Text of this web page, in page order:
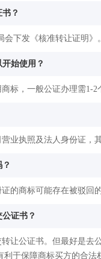
？
下发《核准转让证明》。
始使用？
标，一般公证办理需1-2
业执照及法人身份证，
的商标可能存在被驳回
证书？
让公证书。但最好是去
于保障商标买方的合法